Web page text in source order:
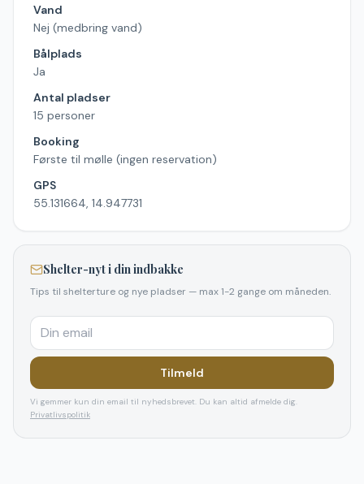
Vand
Nej (medbring vand)
Bålplads
Ja
Antal pladser
15 personer
Booking
Første til mølle (ingen reservation)
GPS
55.131664, 14.947731
Shelter-nyt i din indbakke
Tips til shelterture og nye pladser — max 1-2 gange om måneden.
Tilmeld
Vi gemmer kun din email til nyhedsbrevet. Du kan altid afmelde dig.
Privatlivspolitik